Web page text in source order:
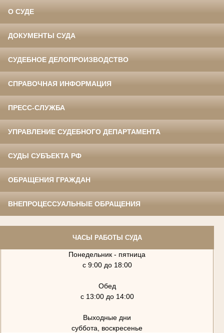
О СУДЕ
ДОКУМЕНТЫ СУДА
СУДЕБНОЕ ДЕЛОПРОИЗВОДСТВО
СПРАВОЧНАЯ ИНФОРМАЦИЯ
ПРЕСС-СЛУЖБА
УПРАВЛЕНИЕ СУДЕБНОГО ДЕПАРТАМЕНТА
СУДЫ СУБЪЕКТА РФ
ОБРАЩЕНИЯ ГРАЖДАН
ВНЕПРОЦЕССУАЛЬНЫЕ ОБРАЩЕНИЯ
ЧАСЫ РАБОТЫ СУДА
Понедельник - пятница
с 9:00 до 18:00
Обед
с 13:00 до 14:00
Выходные дни
суббота, воскресенье